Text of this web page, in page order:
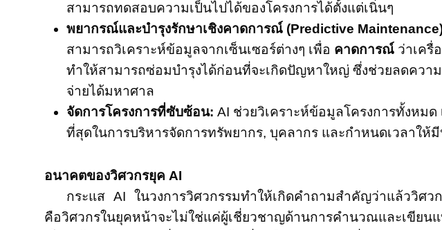
สามารถทดสอบความเป็นไปได้ของโครงการได้ตั้งแต่เนิ่นๆ
พยากรณ์และบำรุงรักษาเชิงคาดการณ์ (Predictive
สามารถวิเคราะห์ข้อมูลจากเซ็นเซอร์ต่างๆ เพื่อ คาดการณ์ ว่าเครื่
ทำให้สามารถซ่อมบำรุงได้ก่อนที่จะเกิดปัญหาใหญ่ ซึ่งช่วยลดควา
จ่ายได้มหาศาล
จัดการโครงการที่ซับซ้อน: AI ช่วยวิเคราะห์ข้อมูลโครงการทั้งหมด
ที่สุดในการบริหารจัดการทรัพยากร, บุคลากร และกำหนดเวลาให้
อนาคตของวิศวกรยุค AI
กระแส AI ในวงการวิศวกรรมทำให้เกิดคำถามสำคัญว่าแล้ววิศว
คือวิศวกรในยุคหน้าจะไม่ใช่แค่ผู้เชี่ยวชาญด้านการคำนวณและเขีย